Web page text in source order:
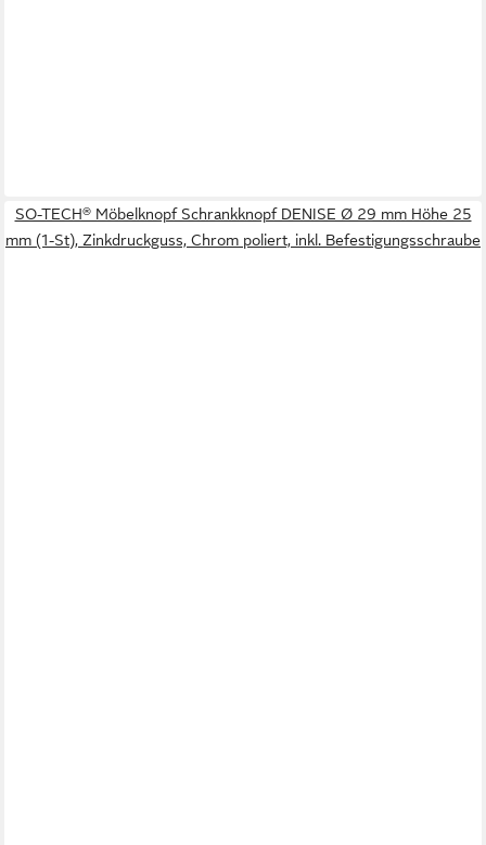
SO-TECH® Möbelknopf Schrankknopf DENISE Ø 29 mm Höhe 25
mm (1-St), Zinkdruckguss, Chrom poliert, inkl. Befestigungsschraube